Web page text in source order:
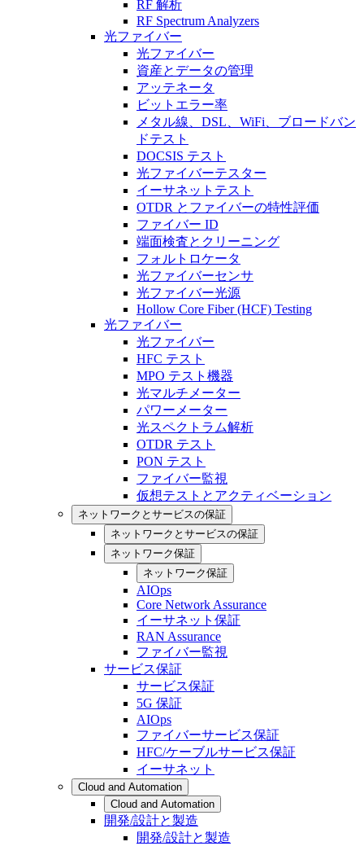
RF 解析
RF Spectrum Analyzers
光ファイバー
光ファイバー
資産とデータの管理
アッテネータ
ビットエラー率
メタル線、DSL、WiFi、ブロードバン
ドテスト
DOCSIS テスト
光ファイバーテスター
イーサネットテスト
OTDR とファイバーの特性評価
ファイバー ID
端面検査とクリーニング
フォルトロケータ
光ファイバーセンサ
光ファイバー光源
Hollow Core Fiber (HCF) Testing
光ファイバー
光ファイバー
HFC テスト
MPO テスト機器
光マルチメーター
パワーメーター
光スペクトラム解析
OTDR テスト
PON テスト
ファイバー監視
仮想テストとアクティベーション
ネットワークとサービスの保証
ネットワークとサービスの保証
ネットワーク保証
ネットワーク保証
AIOps
Core Network Assurance
イーサネット保証
RAN Assurance
ファイバー監視
サービス保証
サービス保証
5G 保証
AIOps
ファイバーサービス保証
HFC/ケーブルサービス保証
イーサネット
Cloud and Automation
Cloud and Automation
開発/設計と製造
開発/設計と製造